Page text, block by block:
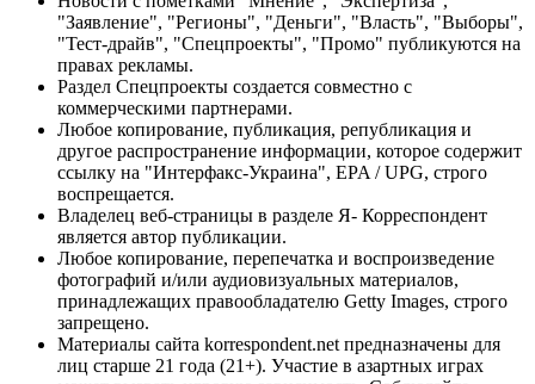
"Заявление", "Регионы", "Деньги", "Власть", "Выборы",
"Тест-драйв", "Спецпроекты", "Промо" публикуются на
правах рекламы.
Раздел Спецпроекты создается совместно с
коммерческими партнерами.
Любое копирование, публикация, републикация и
другое распространение информации, которое содержит
ссылку на "Интерфакс-Украина", EPA / UPG, строго
воспрещается.
Владелец веб-страницы в разделе Я- Корреспондент
является автор публикации.
Любое копирование, перепечатка и воспроизведение
фотографий и/или аудиовизуальных материалов,
принадлежащих правообладателю Getty Images, строго
запрещено.
Материалы сайта korrespondent.net предназначены для
лиц старше 21 года (21+). Участие в азартных играх